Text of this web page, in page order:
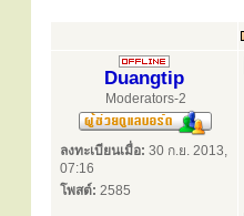
Duangtip
Moderators-2
ลงทะเบียนเมื่อ: 30 ก.ย. 2013,
07:16
โพสต์: 2585